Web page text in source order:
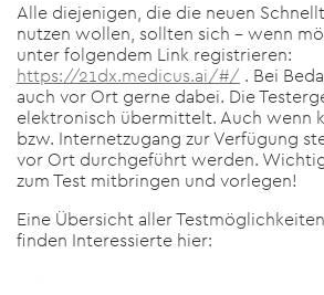
Alle diejenigen, die die neuen
nutzen wollen, sollten sich – wenn
unter folgendem Link registrieren:
https://21dx.medicus.ai/#/ . Bei
auch vor Ort gerne dabei. Die
elektronisch übermittelt. Auch wenn
bzw. Internetzugang zur Verfügung
vor Ort durchgeführt werden.
zum Test mitbringen und vorlegen!
Eine Übersicht aller
finden Interessierte hier: